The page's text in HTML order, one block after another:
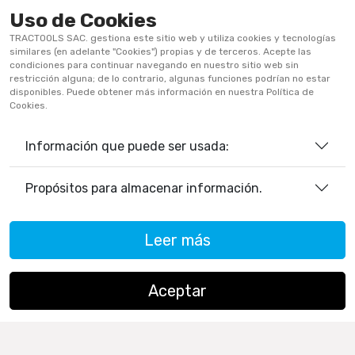
Términos Y Condiciones
Políticas De Privacidad
Políticas De Cookies
Preguntas Frecuentes
933906515
Horario de Atención:
/ 2:00 p.m. a 5:30 p.m.
Sábados: 9:00 a.m. a 12:30 p.m.
Uso de Cookies
TRACTOOLS SAC. gestiona este sitio web y utiliza cookies y tecnologías
similares (en adelante "Cookies") propias y de terceros. Acepte las
condiciones para continuar navegando en nuestro sitio web sin
restricción alguna; de lo contrario, algunas funciones podrían no estar
disponibles. Puede obtener más información en nuestra Política de
Cookies.
Información que puede ser usada:
Propósitos para almacenar información.
Leer más
Aceptar